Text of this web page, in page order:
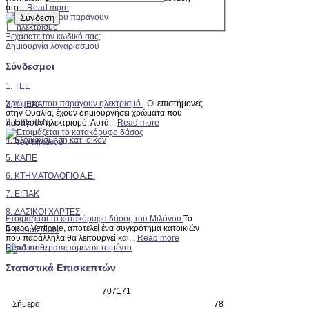
στο... Read more
Χρώματα που παράγουν ηλεκτρισμό
Οι επιστήμονες
στην Ουαλία, έχουν δημιουργήσει χρώματα που
παράγουν ηλεκτρισμό. Αυτά... Read more
Ετοιμάζεται το κατακόρυφο δάσος του Μιλάνου Το
Bosco Verticale, αποτελεί ένα συγκρότημα κατοικιών
που παράλληλα θα λειτουργεί και... Read more
Ξεχάσατε τον κωδικό σας;
Δημιουργία λογαριασμού
Σύνδεσμοι
1. TEE
2.ΥΠΕΚΑ
3. ΕΥΕΠΕΝ
4. Εξοικονόμηση κατ’ οικον
5. ΚΑΠΕ
6. ΚΤΗΜΑΤΟΛΟΓΙΟ Α.Ε.
7. ΕΙΠΑΚ
8. ΔΑΣΙΚΟΙ ΧΑΡΤΕΣ
9. KenakTools
Read more..
Στατιστικά Επισκεπτών
707171
Σήμερα
78